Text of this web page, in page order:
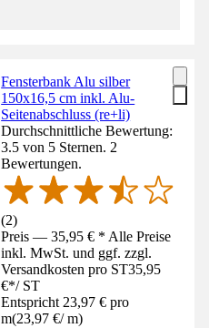
Fensterbank Alu silber
150x16,5 cm inkl. Alu-
Seitenabschluss (re+li)
Durchschnittliche Bewertung:
3.5 von 5 Sternen. 2
Bewertungen.
(2)
Preis — 35,95 € * Alle Preise
inkl. MwSt. und ggf. zzgl.
Versandkosten pro ST35,95
€*/ ST
Entspricht 23,97 € pro
m(23,97 €/ m)